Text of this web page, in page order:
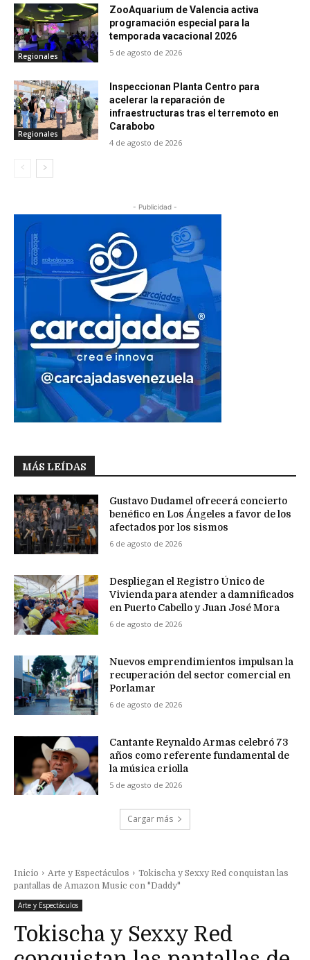
Regionales
ZooAquarium de Valencia activa
programación especial para la
temporada vacacional 2026
5 de agosto de 2026
Regionales
Inspeccionan Planta Centro para
acelerar la reparación de
infraestructuras tras el terremoto en
Carabobo
4 de agosto de 2026
- Publicidad -
MÁS LEÍDAS
Gustavo Dudamel ofrecerá concierto
benéfico en Los Ángeles a favor de los
afectados por los sismos
6 de agosto de 2026
Despliegan el Registro Único de
Vivienda para atender a damnificados
en Puerto Cabello y Juan José Mora
6 de agosto de 2026
Nuevos emprendimientos impulsan la
recuperación del sector comercial en
Porlamar
6 de agosto de 2026
Cantante Reynaldo Armas celebró 73
años como referente fundamental de
la música criolla
5 de agosto de 2026
Cargar más